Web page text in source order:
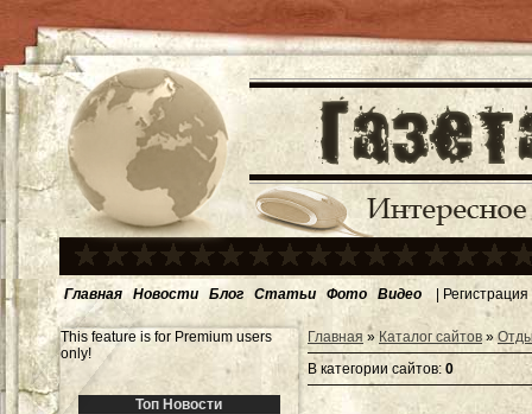
Главная Новости Блог Статьи Фото Видео | Регистрация
This feature is for Premium users
only!
Топ Новости
Главная » Каталог сайтов »
В категории сайтов: 0